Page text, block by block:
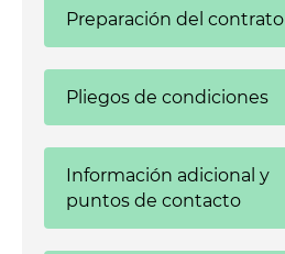
Preparación del contrato
Pliegos de condiciones
Información adicional y
puntos de contacto